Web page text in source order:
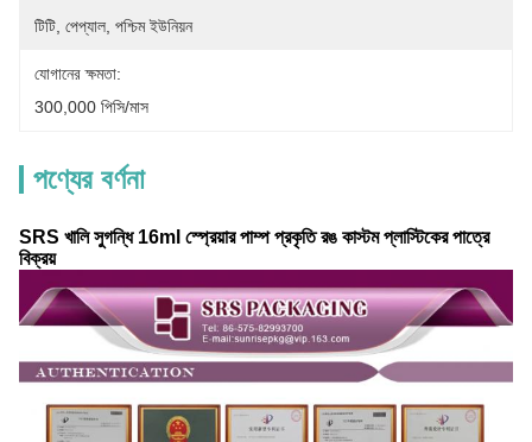
টিটি, পেপ্যাল, পশ্চিম ইউনিয়ন
যোগানের ক্ষমতা:
300,000 পিসি/মাস
পণ্যের বর্ণনা
SRS খালি সুগন্ধি 16ml স্প্রেয়ার পাম্প প্রকৃতি রঙ কাস্টম প্লাস্টিকের পাত্রে
বিক্রয়